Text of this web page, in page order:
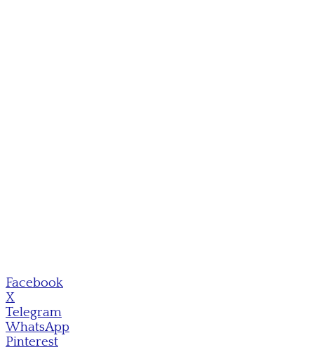
Facebook
X
Telegram
WhatsApp
Pinterest